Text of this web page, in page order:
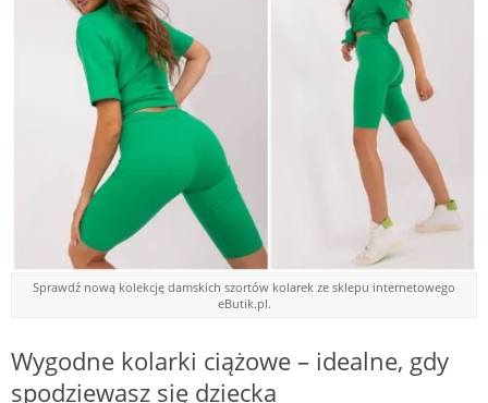
Sprawdź nową kolekcję damskich szortów kolarek ze sklepu internetowego
eButik.pl.
Wygodne kolarki ciążowe – idealne, gdy
spodziewasz się dziecka